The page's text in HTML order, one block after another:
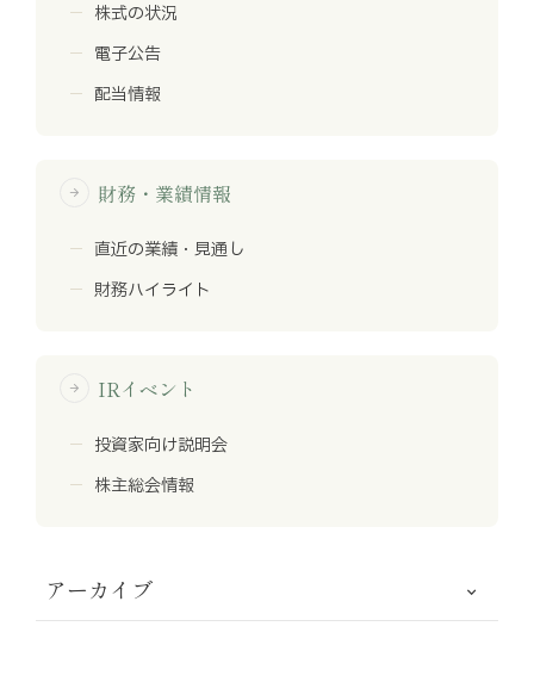
株式の状況
電子公告
配当情報
arrow_forward 財務・業績情報
直近の業績・見通し
財務ハイライト
arrow_forward IRイベント
投資家向け説明会
株主総会情報
アーカイブ